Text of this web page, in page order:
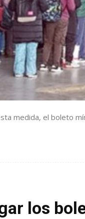
medida, el boleto
los